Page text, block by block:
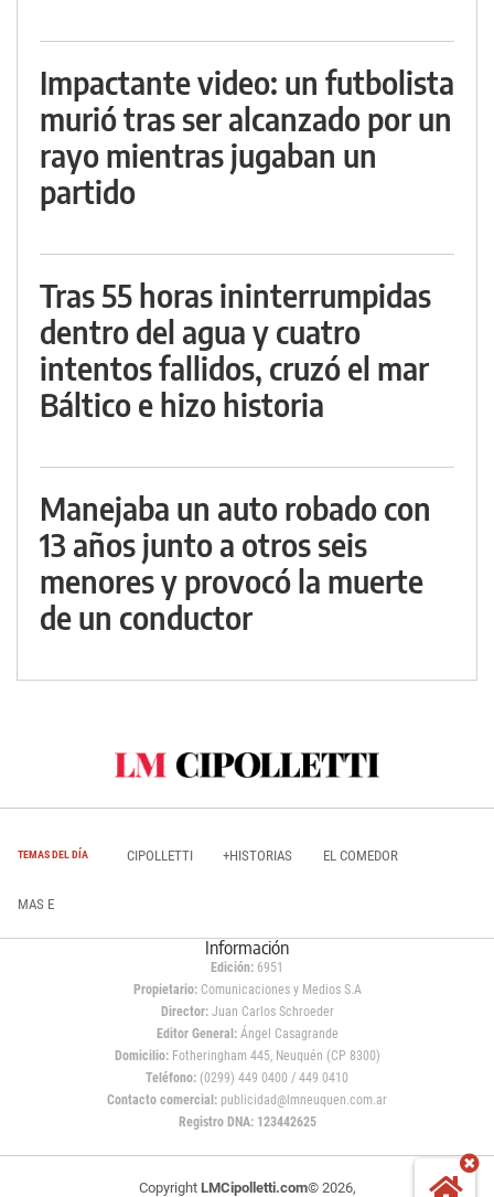
Impactante video: un futbolista
murió tras ser alcanzado por un
rayo mientras jugaban un
partido
Tras 55 horas ininterrumpidas
dentro del agua y cuatro
intentos fallidos, cruzó el mar
Báltico e hizo historia
Manejaba un auto robado con
13 años junto a otros seis
menores y provocó la muerte
de un conductor
TEMAS DEL DÍA CIPOLLETTI +HISTORIAS EL COMEDOR
MAS E
Información
Edición: 6951
Propietario:Comunicaciones y Medios S.A
Director: Juan Carlos Schroeder
Editor General:Ángel Casagrande
Domicilio:Fotheringham 445, Neuquén (CP 8300)
Teléfono: (0299) 449 0400 / 449 0410
Contacto comercial: publicidad@lmneuquen.com.ar
Registro DNA: 123442625
Copyright LMCipolletti.com© 2026,